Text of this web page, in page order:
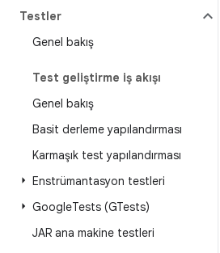
Testler
Genel bakış
Test geliştirme iş akışı
Genel bakış
Basit derleme yapılandırması
Karmaşık test yapılandırması
Enstrümantasyon testleri
GoogleTests (GTests)
JAR ana makine testleri